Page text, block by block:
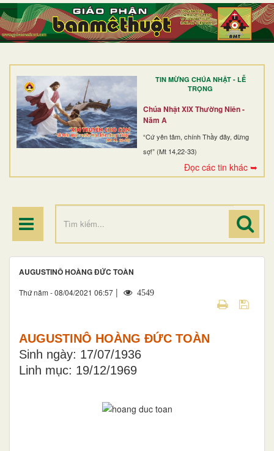
TIN MỪNG CHÚA NHẬT - LỄ
TRỌNG
Chúa Nhật XIX Thường Niên -
Năm A
“Cứ yên tâm, chính Thầy đây, đừng
sợ!” (Mt 14,22-33)
Đọc các tin khác ➥
TRANG NHẤT
GIỚI THIỆU
DÒNG TU
BAN MỤC VỤ
ĐOÀN THỂ CG
ĐIỂM HÀNH HƯƠNG
AUGUSTINÔ HOÀNG ĐỨC TOÀN
Thứ năm - 08/04/2021 06:57 | 4549
AUGUSTINÔ HOÀNG ĐỨC TOÀN
Sinh ngày: 17/07/1936
Linh mục: 19/12/1969